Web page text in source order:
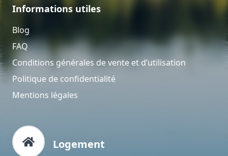
Informations utiles
Blog
FAQ
Conditions générales de vente et d’utilisation
Politique de confidentialité
Mentions légales
Logement